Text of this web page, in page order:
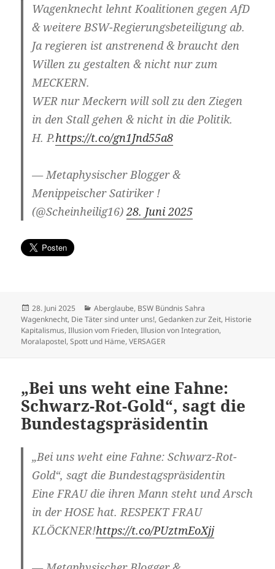
Wagenknecht lehnt Koalitionen gegen AfD
& weitere BSW-Regierungsbeteiligung ab.
Ja regieren ist anstrenend & braucht den
Willen zu gestalten & nicht nur zum
MECKERN.
WER nur Meckern will soll zu den Ziegen
in den Stall gehen & nicht in die Politik.
H. P.https://t.co/gn1Jnd55a8
— Metaphysischer Blogger &
Menippeischer Satiriker !
(@Scheinheilig16)28. Juni 2025
Veröffentlicht
am
28. Juni 2025 Kategorien
Aberglaube, BSW Bündnis Sahra
Wagenknecht, Die Täter sind unter uns!,Gedanken zur Zeit, Historie
Kapitalismus,Illusion vom Frieden,Illusion von Integration,
Moralapostel,Spott und Häme,VERSAGER
„Bei uns weht eine Fahne:
Schwarz-Rot-Gold“, sagt die
Bundestagspräsidentin
„Bei uns weht eine Fahne: Schwarz-Rot-
Gold“, sagt die Bundestagspräsidentin
Eine FRAU die ihren Mann steht und Arsch
in der HOSE hat. RESPEKT FRAU
KLÖCKNER!https://t.co/PUztmEoXjj